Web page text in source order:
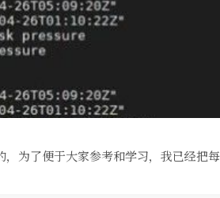
为了便于大家参考和学习，我已经把